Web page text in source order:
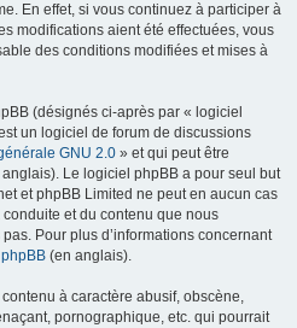
En effet, si vous continuez à participer à
modifications aient été effectuées, vous
des conditions modifiées et mises à
(désignés ci-après par « logiciel
un logiciel de forum de discussions
GNU 2.0 » et qui peut être
Le logiciel phpBB a pour seul but
et phpBB Limited ne peut en aucun cas
et du contenu que nous
Pour plus d’informations concernant
(en anglais).
à caractère abusif, obscène,
pornographique, etc. qui pourrait